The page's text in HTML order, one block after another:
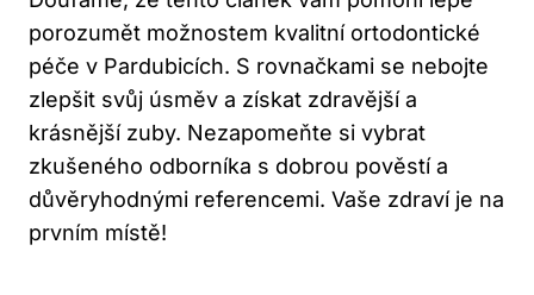
porozumět možnostem kvalitní ortodontické
péče v Pardubicích. S rovnačkami se nebojte
zlepšit svůj úsměv a získat zdravější a
krásnější zuby. Nezapomeňte si vybrat
zkušeného odborníka s dobrou pověstí a
důvěryhodnými referencemi. Vaše zdraví je na
prvním místě!